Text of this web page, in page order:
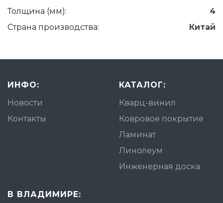
Толщина (мм):
4
Страна производства:
Китай
ИНФО:
Новости
Контакты
КАТАЛОГ:
Кварц-винил
Ковровое покрытие
Ламинат
Линолеум
Инженерная доска
В ВЛАДИМИРЕ: